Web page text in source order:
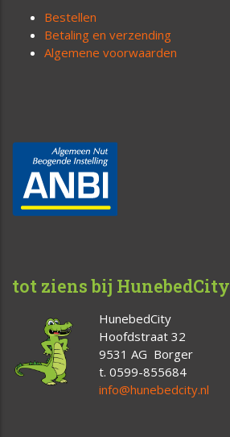
Bestellen
Betaling en verzending
Algemene voorwaarden
tot ziens bij HunebedCity
HunebedCity
Hoofdstraat 32
9531 AG Borger
t. 0599-855684
info@hunebedcity.nl